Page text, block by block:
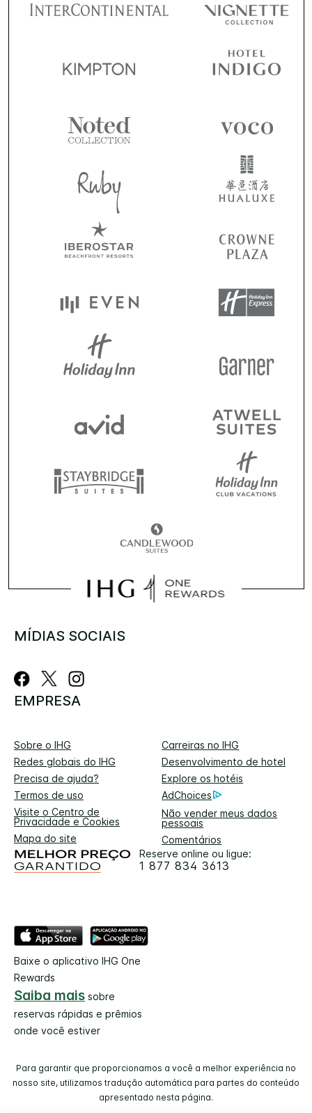
MÍDIAS SOCIAIS
EMPRESA
Sobre o IHG
Carreiras no IHG
Redes globais do IHG
Desenvolvimento de hotel
Precisa de ajuda?
Explore os hotéis
Termos de uso
AdChoices
Visite o Centro de
Privacidade e Cookies
Não vender meus dados
pessoais
Mapa do site
Comentários
Reserve online ou ligue:
1 877 834 3613
Baixe o aplicativo IHG One
Rewards
Saiba mais sobre
reservas rápidas e prêmios
onde você estiver
Para garantir que proporcionamos a você a melhor experiência no
nosso site, utilizamos tradução automática para partes do conteúdo
apresentado nesta página.